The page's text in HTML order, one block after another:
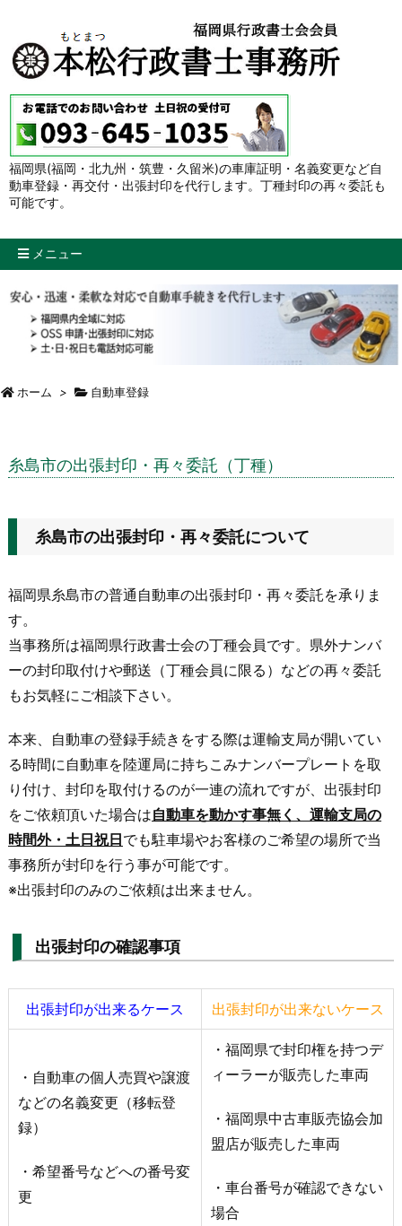
福岡県(福岡・北九州・筑豊・久留米)の車庫証明・名義変更など自
動車登録・再交付・出張封印を代行します。丁種封印の再々委託も
可能です。
メニュー
ホーム > 自動車登録
糸島市の出張封印・再々委託（丁種）
糸島市の出張封印・再々委託について
福岡県糸島市の普通自動車の出張封印・再々委託を承りま
す。
当事務所は福岡県行政書士会の丁種会員です。県外ナンバ
ーの封印取付けや郵送（丁種会員に限る）などの再々委託
もお気軽にご相談下さい。
本来、自動車の登録手続きをする際は運輸支局が開いてい
る時間に自動車を陸運局に持ちこみナンバープレートを取
り付け、封印を取付けるのが一連の流れですが、出張封印
をご依頼頂いた場合は自動車を動かす事無く、運輸支局の
時間外・土日祝日でも駐車場やお客様のご希望の場所で当
事務所が封印を行う事が可能です。
※出張封印のみのご依頼は出来ません。
出張封印の確認事項
出張封印が出来るケース 出張封印が出来ないケース
・自動車の個人売買や譲渡
などの名義変更（移転登
録）
・希望番号などへの番号変
更
・福岡県で封印権を持つデ
ィーラーが販売した車両
・福岡県中古車販売協会加
盟店が販売した車両
・車台番号が確認できない
場合